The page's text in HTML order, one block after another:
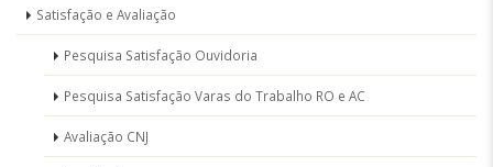
Satisfação e Avaliação
Pesquisa Satisfação Ouvidoria
Pesquisa Satisfação Varas do Trabalho RO e AC
Avaliação CNJ